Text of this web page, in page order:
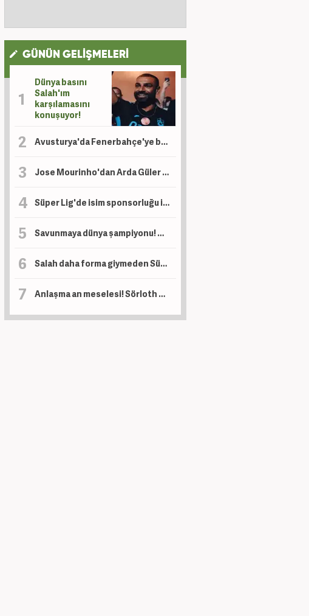
GÜNÜN GELİŞMELERİ
Dünya basını
Salah'ım
karşılamasını
konuşuyor!
Avusturya'da Fenerbahçe'ye büyük övgü: Kazan gibi atmosferde şans yoktu
Jose Mourinho'dan Arda Güler isyanı! 'İzin verin'
Süper Lig'de isim sponsorluğu için flaş gelişme: 2 yıllık anlaşma
Savunmaya dünya şampiyonu! Hakan'ın takım arkadaşı için teklif
Salah daha forma giymeden Süper Lig tarihine adını yazdırdı! Osimhen'i geride bıraktı
Anlaşma an meselesi! Sörloth adım adım Süper Lig'e